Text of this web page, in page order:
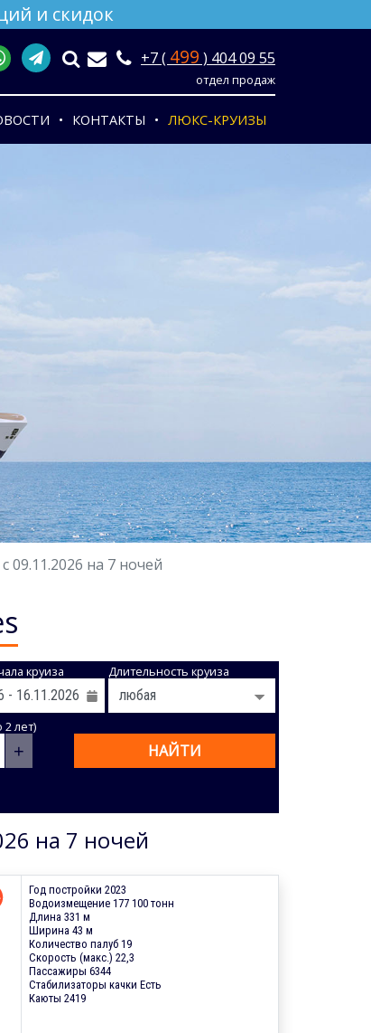
и скидок
+7 ( 499 ) 404 09 55
отдел продаж
КОНТАКТЫ ЛЮКС-КРУИЗЫ
09.11.2026 на 7 ночей
круиза Длительность круиза
лет)
+ НАЙТИ
на 7 ночей
Год постройки 2023
Водоизмещение 177 100 тонн
Длина 331 м
Ширина 43 м
Количество палуб 19
Скорость (макс.) 22,3
Пассажиры 6344
Стабилизаторы качки Есть
Каюты 2419